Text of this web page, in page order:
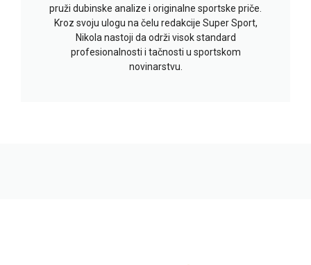
pruži dubinske analize i originalne sportske priče.
Kroz svoju ulogu na čelu redakcije Super Sport,
Nikola nastoji da održi visok standard
profesionalnosti i tačnosti u sportskom
novinarstvu.